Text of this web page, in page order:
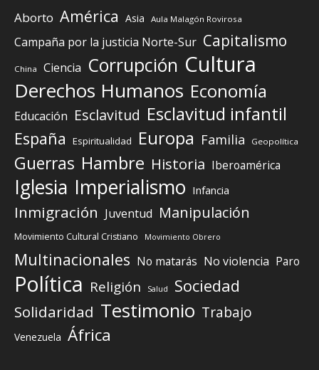
Aborto América Asia Aula Malagón Rovirosa
Campaña por la justicia Norte-Sur Capitalismo
China Ciencia Corrupción Cultura
Derechos Humanos Economía
Educación Esclavitud Esclavitud infantil
España Espiritualidad Europa Familia Geopolítica
Guerras Hambre Historia Iberoamérica
Iglesia Imperialismo Infancia
Inmigración Juventud Manipulación
Movimiento Cultural Cristiano Movimiento Obrero
Multinacionales No matarás No violencia Paro
Política Religión Salud Sociedad
Solidaridad Testimonio Trabajo
Venezuela África